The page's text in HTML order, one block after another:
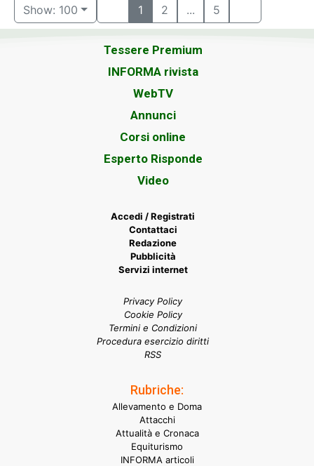
Show: 100 1 2 ... 5
Tessere Premium
INFORMA rivista
WebTV
Annunci
Corsi online
Esperto Risponde
Video
Accedi / Registrati
Contattaci
Redazione
Pubblicità
Servizi internet
Privacy Policy
Cookie Policy
Termini e Condizioni
Procedura esercizio diritti
RSS
Rubriche:
Allevamento e Doma
Attacchi
Attualità e Cronaca
Equiturismo
INFORMA articoli